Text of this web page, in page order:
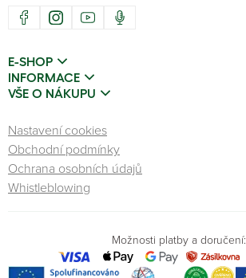
E-SHOP
INFORMACE
VŠE O NÁKUPU
Nastavení cookies
Obchodní podmínky
Ochrana osobních údajů
Whistleblowing
Možnosti platby a doručení: